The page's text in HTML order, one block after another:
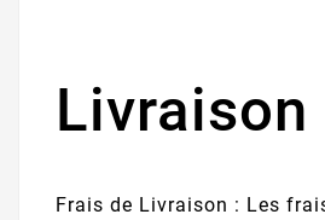
Livraison
Frais de Livraison : Les